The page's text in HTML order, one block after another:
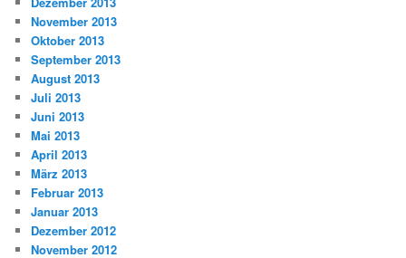
November 2013
Oktober 2013
September 2013
August 2013
Juli 2013
Juni 2013
Mai 2013
April 2013
März 2013
Februar 2013
Januar 2013
Dezember 2012
November 2012